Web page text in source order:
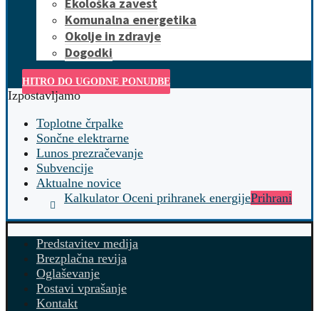
Komunalna energetika
Okolje in zdravje
Dogodki
HITRO DO UGODNE PONUDBE
Izpostavljamo
Toplotne črpalke
Sončne elektrarne
Lunos prezračevanje
Subvencije
Aktualne novice
Kalkulator Oceni prihranek energijePrihrani
Predstavitev medija
Brezplačna revija
Oglaševanje
Postavi vprašanje
Kontakt